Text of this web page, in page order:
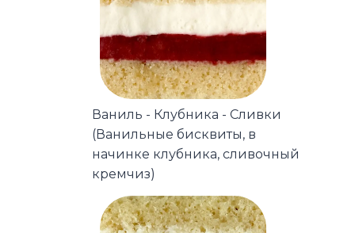
Ваниль - Клубника - Сливки
(Ванильные бисквиты, в
начинке клубника, сливочный
кремчиз)